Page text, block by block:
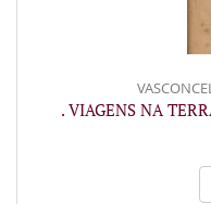
. VIAGENS NA